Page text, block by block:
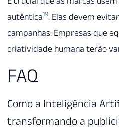
autêntica19. Elas devem
campanhas. Empresas que
criatividade humana terão
FAQ
Como a Inteligência
transformando a